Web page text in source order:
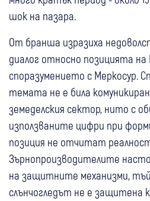
шок на пазара.
От бранша изразиха
диалог относно позицията на
споразумението с Меркосур.
темата не е била
земеделския сектор, нито с
използваните цифри при
позиция не отчитат
Зърнопроизводителите
на защитните механизми,
слънчогледът не е защитена